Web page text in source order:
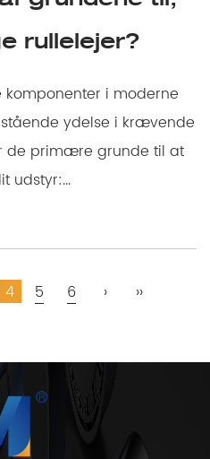
rullelejer?
i moderne
ydelse i krævende
de primære grunde til at
ind i dit udstyr:...
4 5 6 › ››